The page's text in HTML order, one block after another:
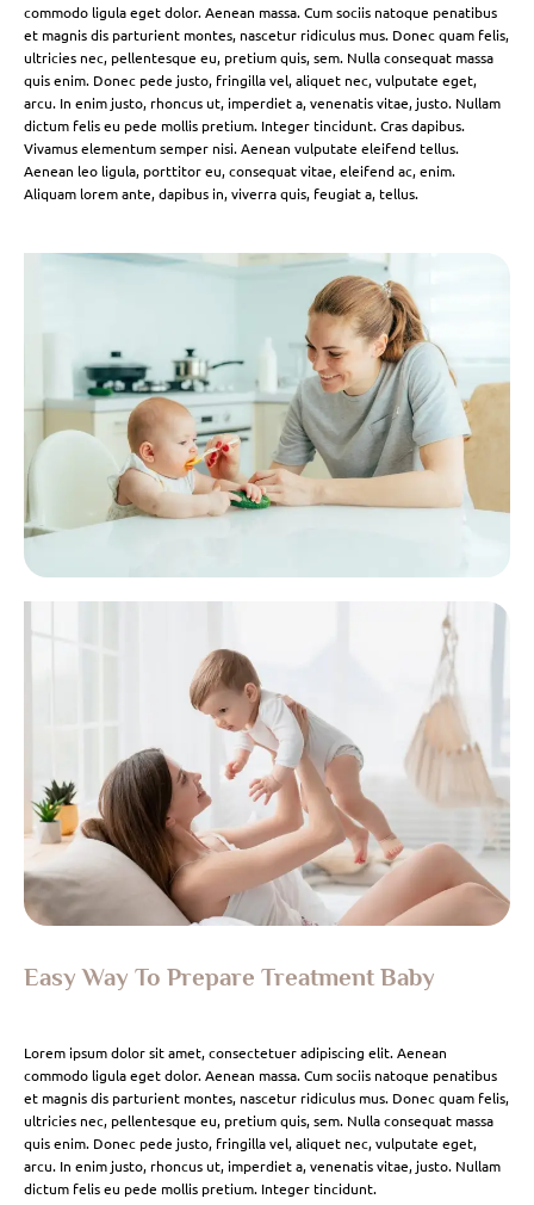
commodo ligula eget dolor. Aenean massa. Cum sociis natoque penatibus
et magnis dis parturient montes, nascetur ridiculus mus. Donec quam felis,
ultricies nec, pellentesque eu, pretium quis, sem. Nulla consequat massa
quis enim. Donec pede justo, fringilla vel, aliquet nec, vulputate eget,
arcu. In enim justo, rhoncus ut, imperdiet a, venenatis vitae, justo. Nullam
dictum felis eu pede mollis pretium. Integer tincidunt. Cras dapibus.
Vivamus elementum semper nisi. Aenean vulputate eleifend tellus.
Aenean leo ligula, porttitor eu, consequat vitae, eleifend ac, enim.
Aliquam lorem ante, dapibus in, viverra quis, feugiat a, tellus.
Easy Way To Prepare Treatment Baby
Lorem ipsum dolor sit amet, consectetuer adipiscing elit. Aenean
commodo ligula eget dolor. Aenean massa. Cum sociis natoque penatibus
et magnis dis parturient montes, nascetur ridiculus mus. Donec quam felis,
ultricies nec, pellentesque eu, pretium quis, sem. Nulla consequat massa
quis enim. Donec pede justo, fringilla vel, aliquet nec, vulputate eget,
arcu. In enim justo, rhoncus ut, imperdiet a, venenatis vitae, justo. Nullam
dictum felis eu pede mollis pretium. Integer tincidunt.